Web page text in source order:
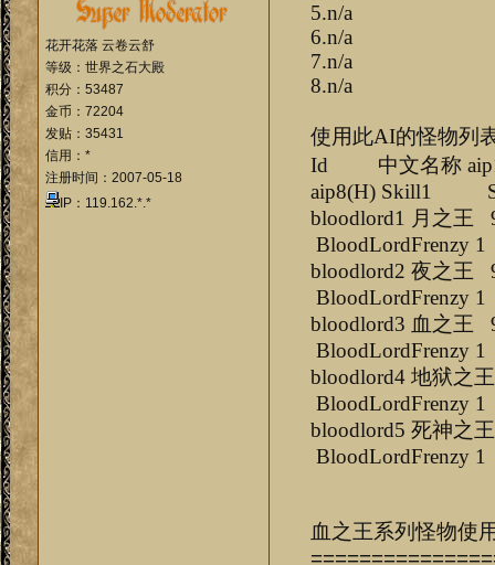
花开花落 云卷云舒
等级：世界之石大殿
积分：53487
金币：72204
发贴：35431
信用：*
注册时间：2007-05-18
IP：119.162.*.*
5.n/a
6.n/a
7.n/a
8.n/a
使用此AI的怪物列
Id 中文名称
aip8(H) Skill1
BloodLordFrenzy 1
BloodLordFrenzy 1
BloodLordFrenzy 1
BloodLordFrenzy 1
BloodLordFrenzy 1
血之王系列怪物使